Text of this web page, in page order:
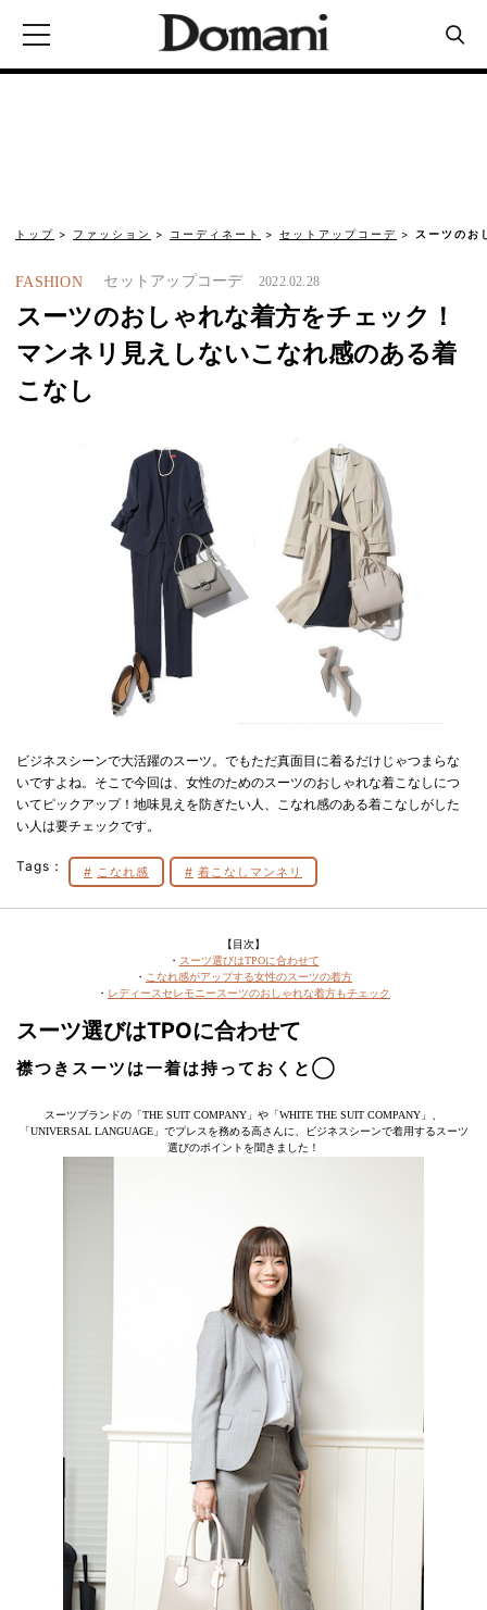
トップ ファッション コーディネート セットアップコーデ スーツのお
FASHION セットアップコーデ 2022.02.28
スーツのおしゃれな着方をチェック！
マンネリ見えしないこなれ感のある着
こなし
ビジネスシーンで大活躍のスーツ。でもただ真面目に着るだけじゃつまらな
いですよね。そこで今回は、女性のためのスーツのおしゃれな着こなしにつ
いてピックアップ！地味見えを防ぎたい人、こなれ感のある着こなしがした
い人は要チェックです。
Tags： こなれ感 着こなしマンネリ
【目次】
・ スーツ選びはTPOに合わせて
・ こなれ感がアップする女性のスーツの着方
・ レディースセレモニースーツのおしゃれな着方もチェック
スーツ選びはTPOに合わせて
襟つきスーツは一着は持っておくと◯
スーツブランドの「THE SUIT COMPANY」や「WHITE THE SUIT COMPANY」、
「UNIVERSAL LANGUAGE」でプレスを務める高さんに、ビジネスシーンで着用するスーツ
選びのポイントを聞きました！